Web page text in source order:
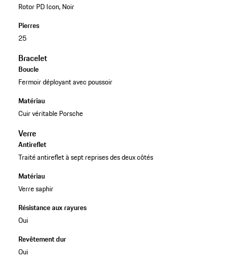
Rotor PD Icon, Noir
Pierres
25
Bracelet
Boucle
Fermoir déployant avec poussoir
Matériau
Cuir véritable Porsche
Verre
Antireflet
Traité antireflet à sept reprises des deux côtés
Matériau
Verre saphir
Résistance aux rayures
Oui
Revêtement dur
Oui